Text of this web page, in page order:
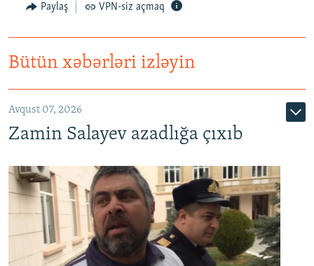
Paylaş VPN-siz açmaq
Bütün xəbərləri izləyin
Avqust 07, 2026
Zamin Salayev azadlığa çıxıb